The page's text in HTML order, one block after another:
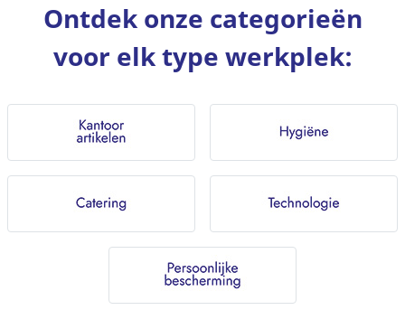
Ontdek onze categorieën
voor elk type werkplek: